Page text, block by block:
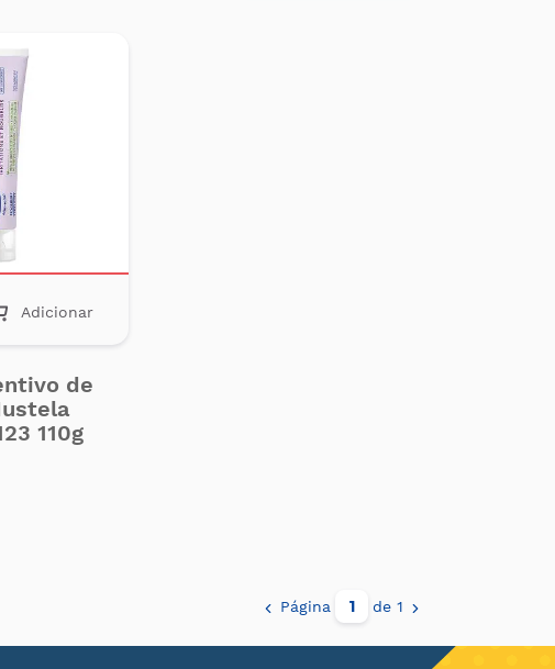
Adicionar
de
110g
Página de 1